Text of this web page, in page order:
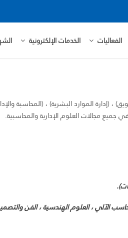
الفعاليات الخدمات الإلكترونية
الموارد البشرية) ، (المحاسبة
جميع مجالات العلوم الإدارية والمحاسبية.
الآلي ، العلوم الهندسية ، الفن